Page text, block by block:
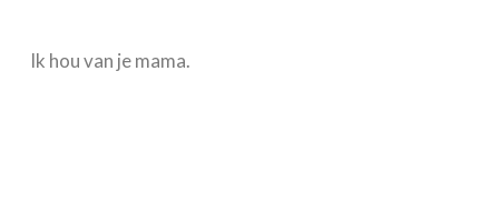
Ik hou van je mama.